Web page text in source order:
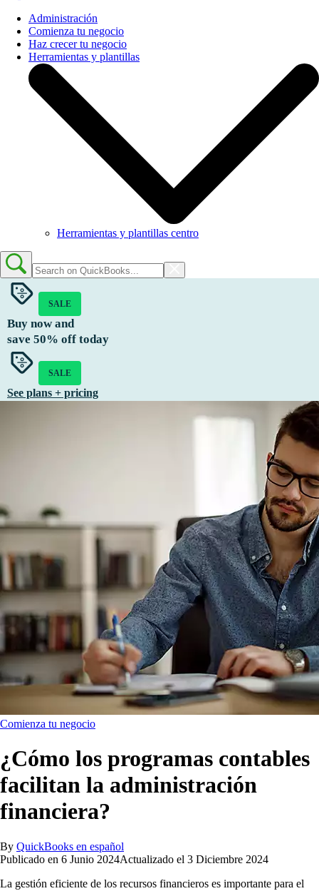
Administración
Comienza tu negocio
Haz crecer tu negocio
Herramientas y plantillas
Herramientas y plantillas centro
SALE
Buy now and
save 50% off today
SALE
See plans + pricing
Comienza tu negocio
¿Cómo los programas contables
facilitan la administración
financiera?
By QuickBooks en español
Publicado en 6 Junio 2024Actualizado el 3 Diciembre 2024
La gestión eficiente de los recursos financieros es importante para el